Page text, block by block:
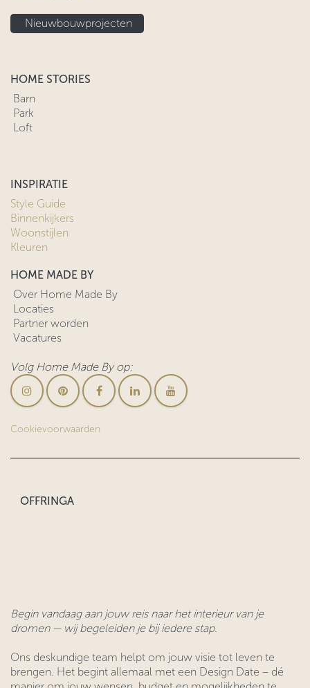
Nieuwbouwprojecten
HOME STORIES
Barn
Park
Loft
INSPIRATIE
Style Guide
Binnenkijkers
Woonstijlen
Kleuren
HOME MADE BY
Over Home Made By
Locaties
Partner worden
Vacatures
Volg Home Made By op:
Cookievoorwaarden
OFFRINGA
Begin vandaag aan jouw reis naar het interieur van je
dromen — wij begeleiden je bij iedere stap.
Ons deskundige team helpt om jouw visie tot leven te
brengen. Het begint allemaal met een Design Date – dé